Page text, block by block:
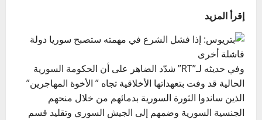
إقرأ المزيد
وفي حديثه لـ”RT” شدّد الضاهر على أن الحكومة السورية
الحالية قد وفت بتعهداتها الأخلاقية تجاه ” الأخوة المهاجرين”
الذين ساندوا الثورة السورية بدمائهم من خلال منحهم
الجنسية السورية وضمهم إلى الجيش السوري وتقليد قسم